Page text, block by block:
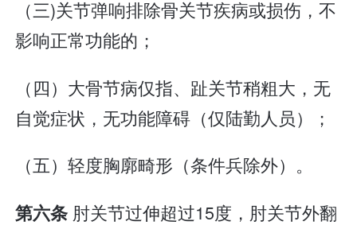
（三)关节弹响排除骨关节疾病或损伤，不
影响正常功能的；
（四）大骨节病仅指、趾关节稍粗大，无
自觉症状，无功能障碍（仅陆勤人员）；
（五）轻度胸廓畸形（条件兵除外）。
第六条 肘关节过伸超过15度，肘关节外翻